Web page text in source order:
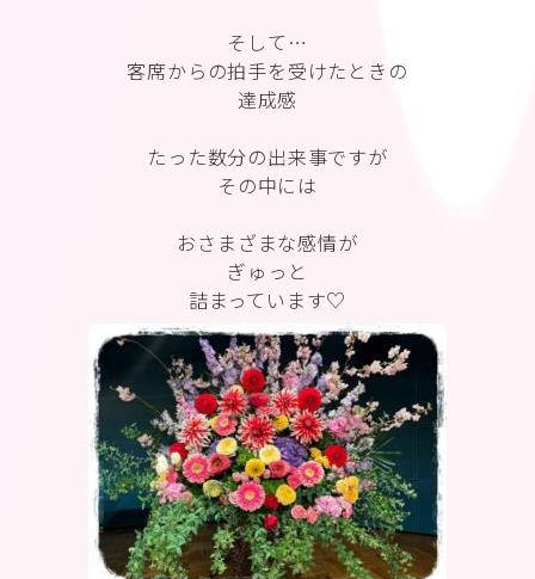
そして…
客席からの拍手を受けたときの
達成感
たった数分の出来事ですが
その中には
おさまざまな感情が
ぎゅっと
詰まっています♡